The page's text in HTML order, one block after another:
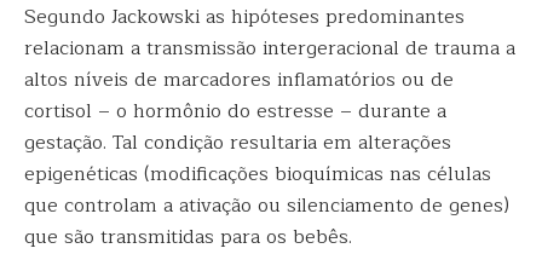
Segundo Jackowski as hipóteses predominantes
relacionam a transmissão intergeracional de trauma a
altos níveis de marcadores inflamatórios ou de
cortisol – o hormônio do estresse – durante a
gestação. Tal condição resultaria em alterações
epigenéticas (modificações bioquímicas nas células
que controlam a ativação ou silenciamento de genes)
que são transmitidas para os bebês.